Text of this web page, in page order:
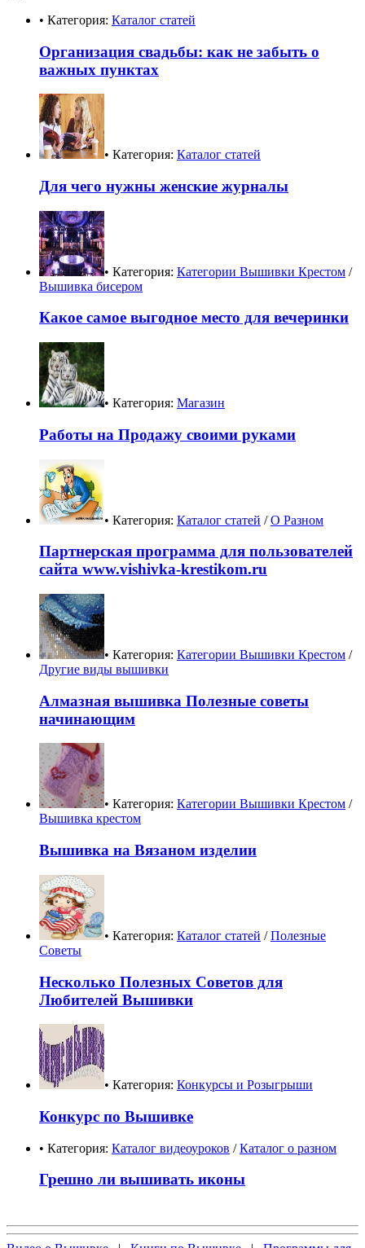
• Категория: Каталог статей
Организация свадьбы: как не забыть о
важных пунктах
• Категория: Каталог статей
Для чего нужны женские журналы
• Категория: Категории Вышивки Крестом /
Вышивка бисером
Какое самое выгодное место для вечеринки
• Категория: Магазин
Работы на Продажу своими руками
• Категория: Каталог статей /О Разном
Партнерская программа для пользователей
сайта www.vishivka-krestikom.ru
• Категория: Категории Вышивки Крестом /
Другие виды вышивки
Алмазная вышивка Полезные советы
начинающим
• Категория: Категории Вышивки Крестом /
Вышивка крестом
Вышивка на Вязаном изделии
• Категория: Каталог статей /Полезные
Советы
Несколько Полезных Советов для
Любителей Вышивки
• Категория: Конкурсы и Розыгрыши
Конкурс по Вышивке
• Категория: Каталог видеоуроков /Каталог о разном
Грешно ли вышивать иконы